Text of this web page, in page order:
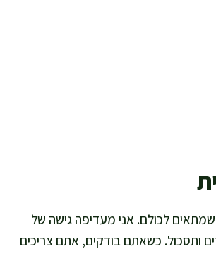
שמתאים לכולם. אני מעדיפה גישה של
ותסכול. כשאתם בודקים, אתם צריכים